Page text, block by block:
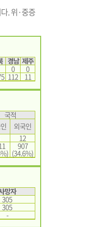
. 위·중증
경남 제주
0
0
112 11
국적
외국인
12
907
(34.6%)
망자
305
305
-